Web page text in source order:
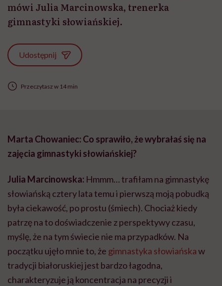
mówi Julia Marcinowska, trenerka
gimnastyki słowiańskiej.
Udostępnij
Przeczytasz w 14 min
Marta Chowaniec: Co sprawiło, że wybrałaś się na
zajęcia gimnastyki słowiańskiej?
Julia Marcinowska: Hmmm… trafiłam na gimnastykę
słowiańską cztery lata temu i pierwszą moją pobudką
była ciekawość, po prostu (śmiech). Chociaż kiedy
patrzę na to doświadczenie z perspektywy czasu,
myślę, że na tym świecie nie ma przypadków. Na
początku ujęło mnie to, że gimnastyka słowiańskaw
tradycji białoruskiej jest bardzo łagodna,
charakteryzuje ją koncentracja na precyzji i